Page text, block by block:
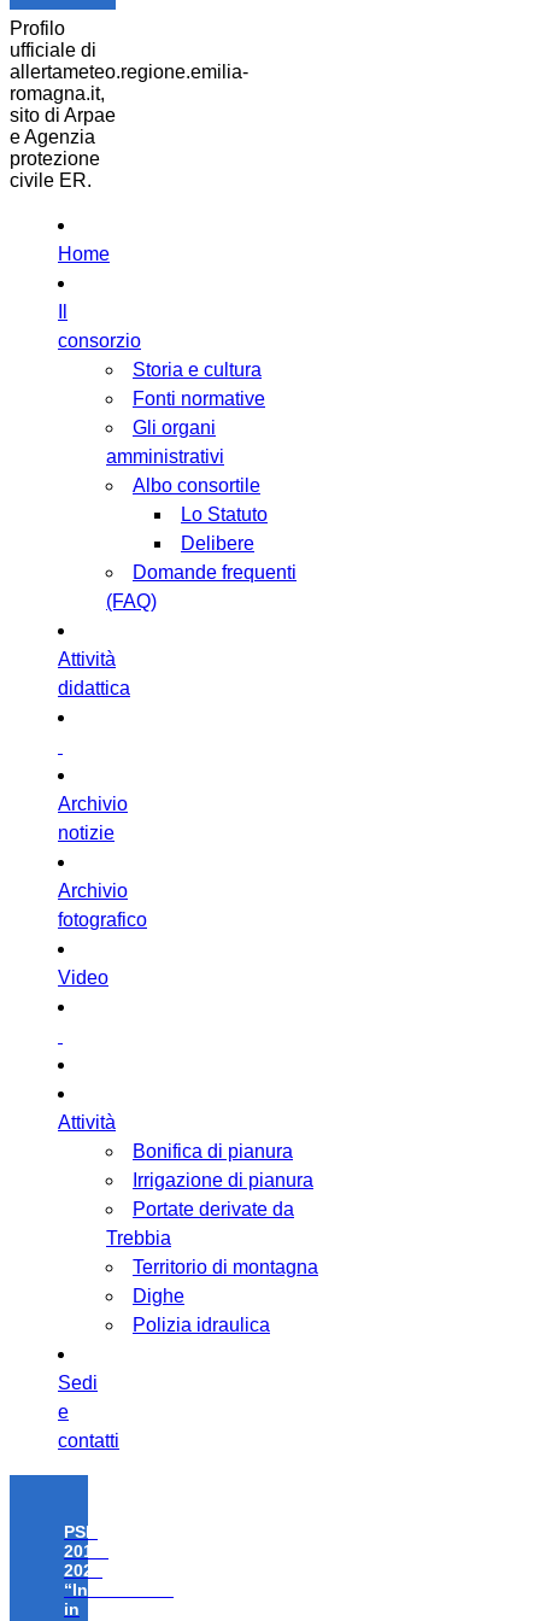
Profilo
ufficiale di
allertameteo.regione.emilia-
romagna.it,
sito di Arpae
e Agenzia
protezione
civile ER.
Home
consorzio
Storia e cultura
Fonti normative
Gli organi
amministrativi
Albo consortile
Lo Statuto
Delibere
Domande frequenti
(FAQ)
Attività
didattica
Archivio
notizie
Archivio
fotografico
Video
Attività
Bonifica di pianura
Irrigazione di pianura
Portate derivate da
Trebbia
Territorio di montagna
Dighe
Polizia idraulica
Sedi
e
contatti
PSR
2014-
2020
“Investimenti
in